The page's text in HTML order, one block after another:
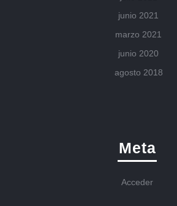
junio 2021
marzo 2021
junio 2020
agosto 2018
Meta
Acceder